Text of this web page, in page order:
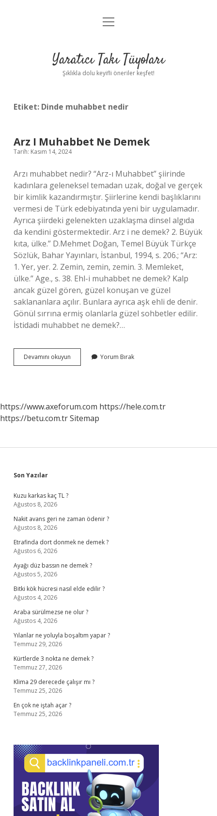
Anasayfa
Yasal Uyarı
menüyü
Yaratıcı Takı Tüyoları
Şıklıkla dolu keyifli öneriler keşfet!
Etiket: Dinde muhabbet nedir
Arz I Muhabbet Ne Demek
Tarih: Kasım 14, 2024
Arzı muhabbet nedir? “Arz-ı Muhabbet” şiirinde
kadınlara geleneksel temadan uzak, doğal ve gerçek
bir kimlik kazandırmıştır. Şiirlerine kendi başlıklarını
vermesi de Türk edebiyatında yeni bir uygulamadır.
Ayrıca şiirdeki gelenekten uzaklaşma dinsel algıda
da kendini göstermektedir. Arz i ne demek? 2. Büyük
kıta, ülke.” D.Mehmet Doğan, Temel Büyük Türkçe
Sözlük, Bahar Yayınları, İstanbul, 1994, s. 206.; “Arz:
1. Yer, yer. 2. Zemin, zemin, zemin. 3. Memleket,
ülke.” Age., s. 38. Ehl-i muhabbet ne demek? Kalp
ancak güzel gören, güzel konuşan ve güzel
saklananlara açılır. Bunlara ayrıca aşk ehli de denir.
Gönül sırrına ermiş olanlarla güzel sohbetler edilir.
İstidadi muhabbet ne demek?…
Devamını okuyun
I
Yorum Bırak
https://www.axeforum.com https://hele.com.tr
https://betu.com.trSitemap
Sidebar
Son Yazılar
Kuzu karkas kaç TL ?
Ağustos 8, 2026
Nakit avans geri ne zaman ödenir ?
Ağustos 8, 2026
Etrafinda dort donmek ne demek ?
Ağustos 6, 2026
Ayağı düz bassın ne demek ?
Ağustos 5, 2026
Bitki kök hücresi nasıl elde edilir ?
Ağustos 4, 2026
Araba sürülmezse ne olur ?
Ağustos 4, 2026
Yılanlar ne yoluyla boşaltım yapar ?
Temmuz 29, 2026
Kürtlerde 3 nokta ne demek ?
Temmuz 27, 2026
Klima 29 derecede çalışır mı ?
Temmuz 25, 2026
En çok ne iştah açar ?
Temmuz 25, 2026